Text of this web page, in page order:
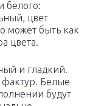
белого:
цвет
может быть как
цвета.
и гладкий.
фактур. Белые
будут